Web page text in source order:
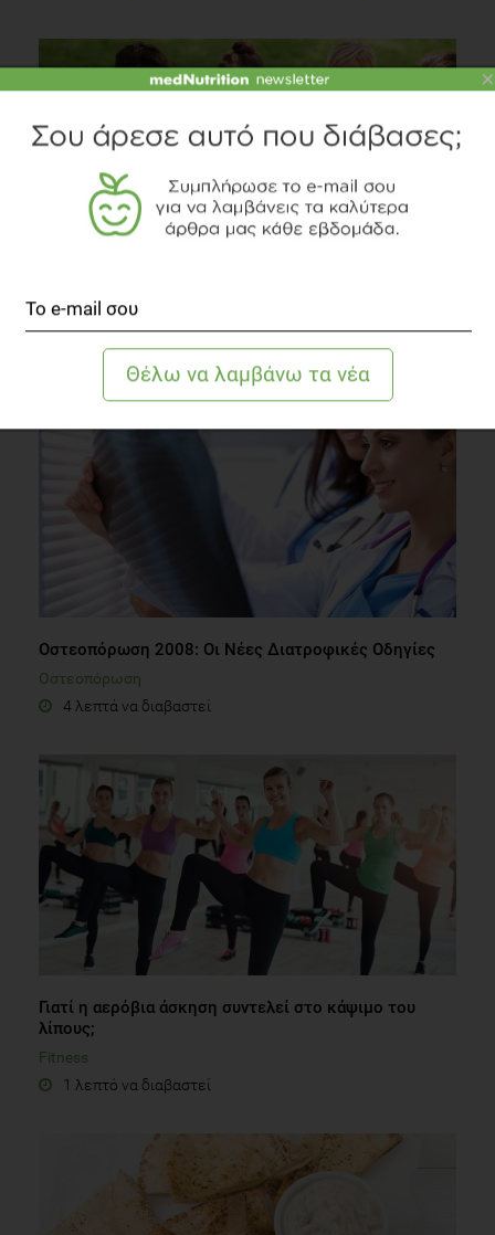
AUDIO
Διατροφή
4 λεπτά να διαβαστεί
Οστεοπόρωση 2008: Οι Νέες Διατροφικές Οδηγίες
Οστεοπόρωση
4 λεπτά να διαβαστεί
Γιατί η αερόβια άσκηση συντελεί στο κάψιμο του
λίπους;
Fitness
1 λεπτό να διαβαστεί
×